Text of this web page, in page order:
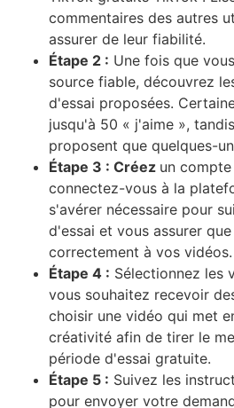
commentaires des autres
assurer de leur fiabilité.
Étape 2 : Une fois que
source fiable, découvrez
d'essai proposées.
jusqu'à 50 « j'aime »,
proposent que quelques-
Étape 3 : Créez un
connectez-vous à la
s'avérer nécessaire pour
d'essai et vous assurer
correctement à vos vidéos.
Étape 4 : Sélectionnez les
vous souhaitez recevoir
choisir une vidéo qui met
créativité afin de tirer le
période d'essai gratuite.
Étape 5 : Suivez les
pour envoyer votre